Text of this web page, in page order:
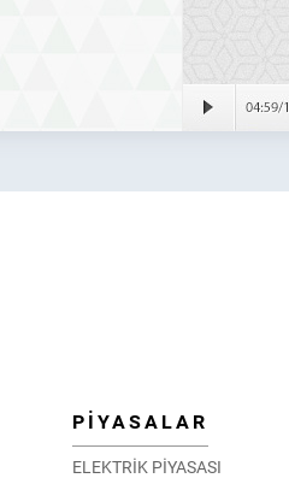
PİYASALAR
ELEKTRİK PİYASASI